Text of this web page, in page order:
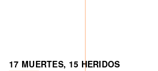
17 MUERTES, 15 HERIDOS